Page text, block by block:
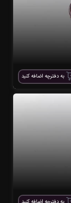
به دفترچه اضافه کنید